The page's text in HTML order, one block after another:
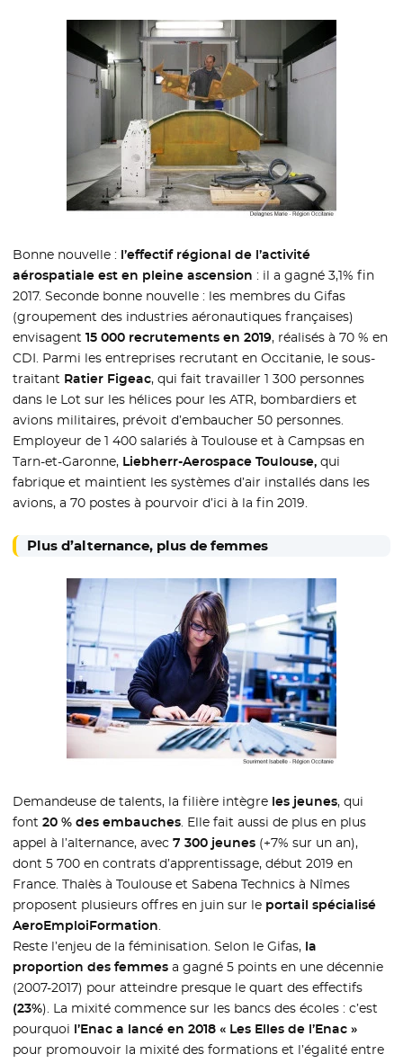
Bonne nouvelle : l’effectif régional de l’activité
aérospatiale est en pleine ascension : il a gagné 3,1% fin
2017. Seconde bonne nouvelle : les membres du Gifas
(groupement des industries aéronautiques françaises)
envisagent15 000 recrutements en 2019, réalisés à 70 % en
CDI. Parmi les entreprises recrutant en Occitanie, le sous-
traitant Ratier Figeac, qui fait travailler 1 300 personnes
dans le Lot sur les hélices pour les ATR, bombardiers et
avions militaires, prévoit d’embaucher 50 personnes.
Employeur de 1 400 salariés à Toulouse et à Campsas en
Tarn-et-Garonne, Liebherr-Aerospace Toulouse, qui
fabrique et maintient les systèmes d’air installés dans les
avions, a 70 postes à pourvoir d’ici à la fin 2019.
Plus d’alternance, plus de femmes
Demandeuse de talents, la filière intègre les jeunes, qui
font 20 % des embauches. Elle fait aussi de plus en plus
appel à l’alternance, avec7 300 jeunes (+7% sur un an),
dont 5 700 en contrats d’apprentissage, début 2019 en
France. Thalès à Toulouse et Sabena Technics à Nîmes
proposent plusieurs offres en juin sur le portail spécialisé
AeroEmploiFormation.
Reste l’enjeu de la féminisation. Selon le Gifas, la
proportion des femmes a gagné 5 points en une décennie
(2007-2017) pour atteindre presque le quart des effectifs
(23%). La mixité commence sur les bancs des écoles : c’est
pourquoi l’Enac a lancé en 2018 « Les Elles de l’Enac »
pour promouvoir la mixité des formations et l’égalité entre